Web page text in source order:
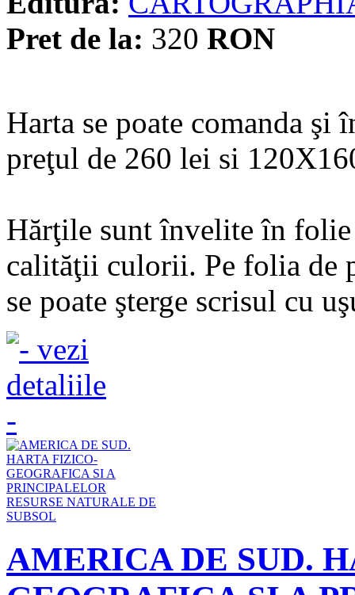
Pret de la: 320 RON
Harta se poate comanda
preţul de 260 lei si
Hărţile sunt învelite în folie
calităţii culorii. Pe folia de
se poate şterge scrisul cu
AMERICA DE SUD.